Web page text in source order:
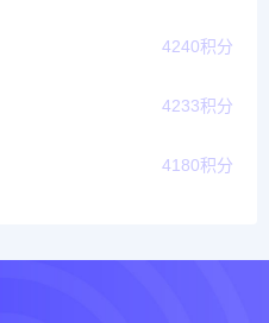
4240积分
4233积分
4180积分